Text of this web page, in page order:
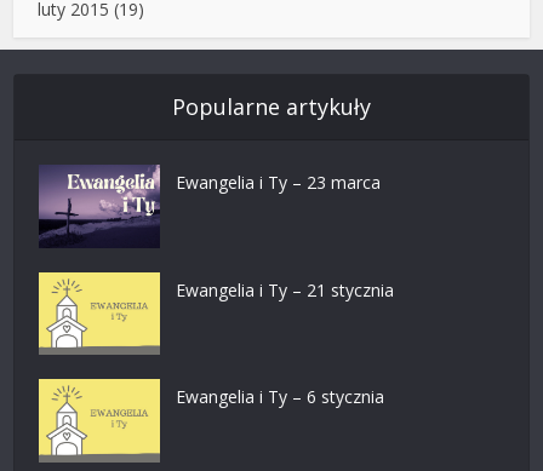
luty 2015 (19)
Popularne artykuły
Ewangelia i Ty – 23 marca
Ewangelia i Ty – 21 stycznia
Ewangelia i Ty – 6 stycznia